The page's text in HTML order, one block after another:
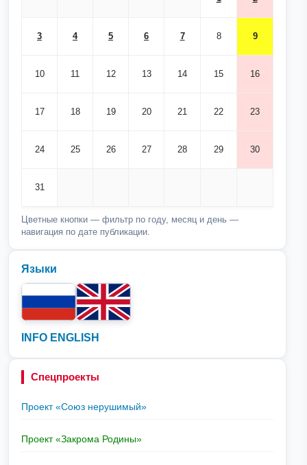
3 4 5 6 7 8 9
10 11 12 13 14 15 16
17 18 19 20 21 22 23
24 25 26 27 28 29 30
31
Цветные кнопки — фильтр по году, месяц и день —
навигация по дате публикации.
Языки
INFO ENGLISH
Спецпроекты
Проект «Союз нерушимый»
Проект «Закрома Родины»